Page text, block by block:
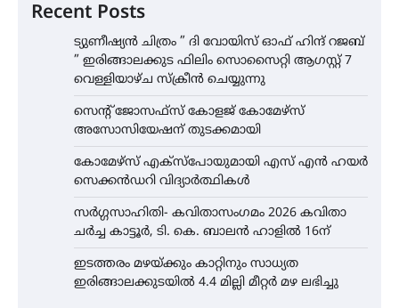
Recent Posts
ട്യുണീഷ്യൻ ചിത്രം ” ദി വോയിസ് ഓഫ് ഹിന്ദ് റജബ്
” ഇരിങ്ങാലക്കുട ഫിലിം സൊസൈറ്റി ആഗസ്റ്റ് 7
വെള്ളിയാഴ്ച സ്‌ക്രീൻ ചെയ്യുന്നു
സെന്റ് ജോസഫ്സ് കോളജ് കോമേഴ്‌സ്
അസോസിയേഷന് തുടക്കമായി
കോമേഴ്സ് എക്സ്പോയുമായി എസ് എൻ ഹയർ
സെക്കൻഡറി വിദ്യാർത്ഥികൾ
സർഗ്ഗസാഹിതി- കവിതാസംഗമം 2026 കവിതാ
ചർച്ച കാട്ടൂർ, ടി. കെ. ബാലൻ ഹാളിൽ 16ന്
ഇടത്തരം മഴയ്ക്കും കാറ്റിനും സാധ്യത
ഇരിങ്ങാലക്കുടയിൽ 4.4 മില്ലി മീറ്റർ മഴ ലഭിച്ചു